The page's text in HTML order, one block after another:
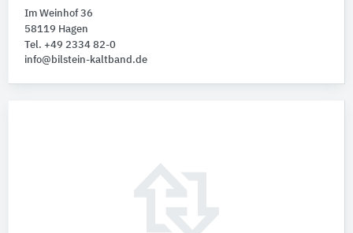
Im Weinhof 36
58119 Hagen
Tel. +49 2334 82-0
info@bilstein-kaltband.de